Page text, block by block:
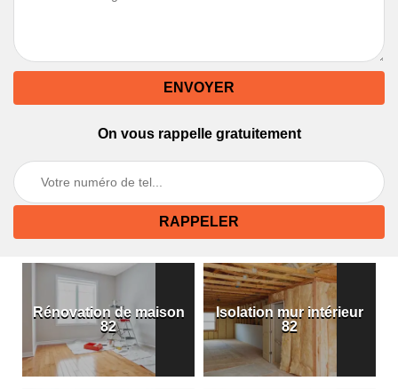
On vous rappelle gratuitement
Rénovation de maison
82
Isolation mur intérieur
82